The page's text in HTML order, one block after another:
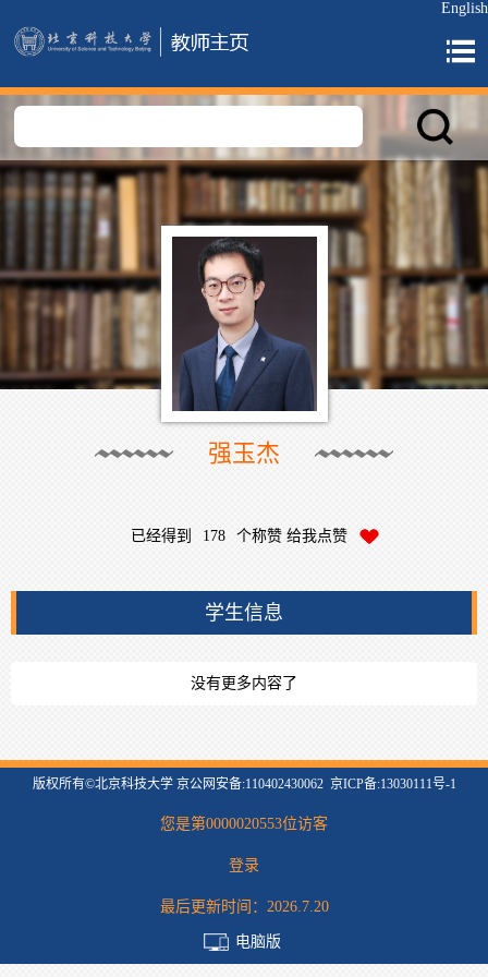
English
强玉杰
已经得到 178 个称赞 给我点赞
学生信息
没有更多内容了
版权所有©北京科技大学 京公网安备:110402430062 京ICP备:13030111号-1
您是第0000020553位访客
登录
最后更新时间： 2026.7.20
电脑版